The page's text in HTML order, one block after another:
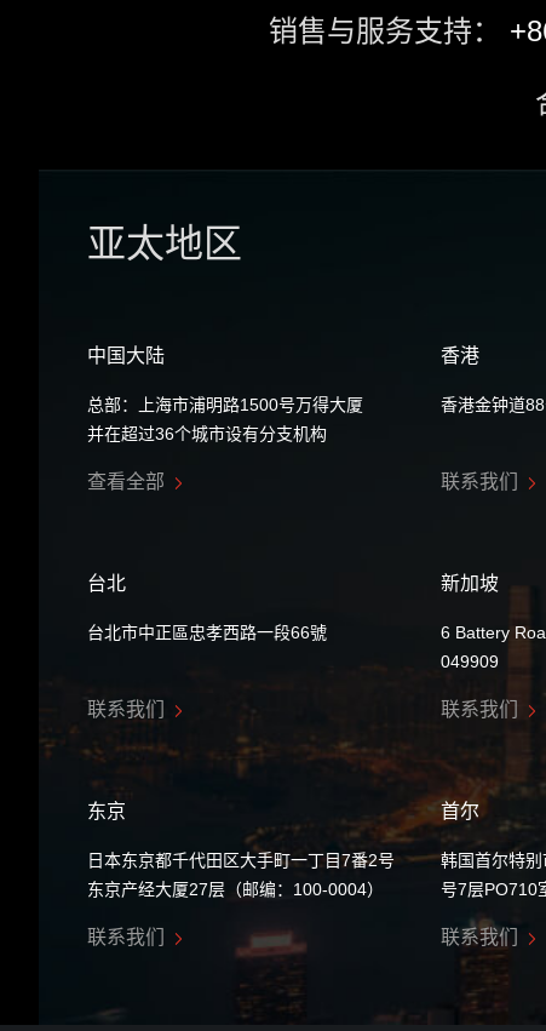
销售与服务支持：
亚太地区
中国大陆
总部：上海市浦明路1500号万得大厦
并在超过36个城市设有分支机构
查看全部
香港
香港金钟道
联系我们
台北
台北市中正區忠孝西路一段66號
联系我们
新加坡
6 Battery
049909
联系我们
东京
日本东京都千代田区大手町一丁目7番2号
东京产经大厦27层（邮编：100-0004）
联系我们
首尔
韩国首尔特
号7层PO710
联系我们